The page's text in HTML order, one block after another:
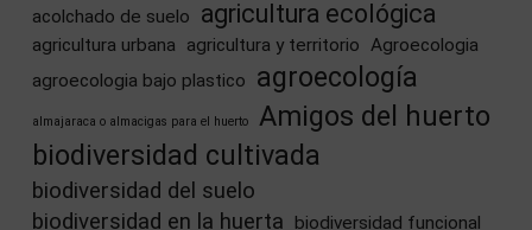
acolchado de suelo agricultura ecológica
agricultura urbana agricultura y territorio Agroecologia
agroecologia bajo plastico
agroecología
almajaraca o almacigas para el huerto
Amigos del huerto
biodiversidad cultivada
biodiversidad del suelo
biodiversidad en la huerta
biodiversidad funcional